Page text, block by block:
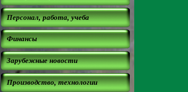
Персонал, работа, учеба
Финансы
Зарубежные новости
Производство, технологии